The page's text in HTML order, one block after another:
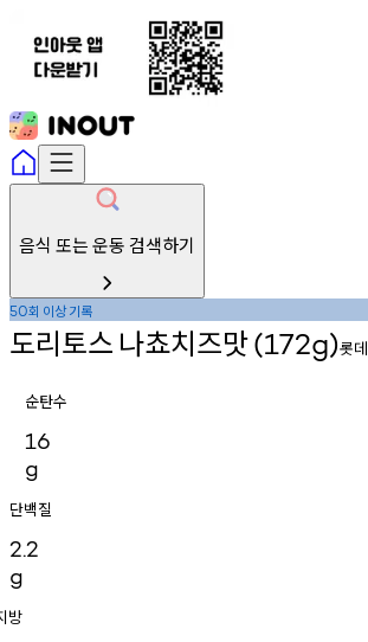
음식 또는 운동 검색하기
50회 이상기록
도리토스 나쵸치즈맛(172g)롯데
순탄수
16
g
단백질
2.2
g
방